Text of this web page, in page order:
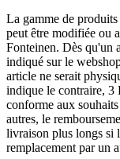
La gamme de
peut être modifiée ou
Fonteinen. Dès qu'un
indiqué sur le
article ne serait
indique le contraire, 3
conforme aux
autres, le
livraison plus longs si
remplacement par un